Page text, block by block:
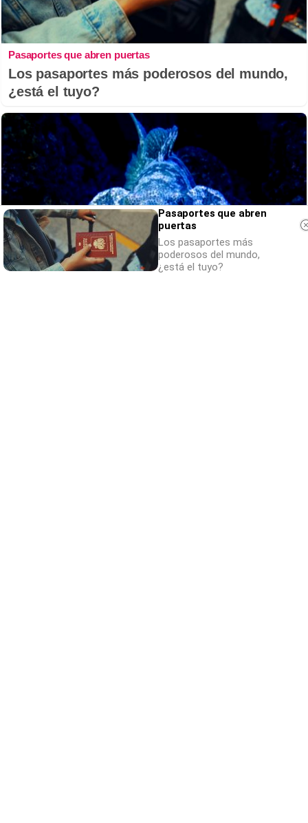
Pasaportes que abren puertas
Los pasaportes más poderosos del mundo,
¿está el tuyo?
Pasaportes que abren
puertas
Los pasaportes más
poderosos del mundo,
¿está el tuyo?